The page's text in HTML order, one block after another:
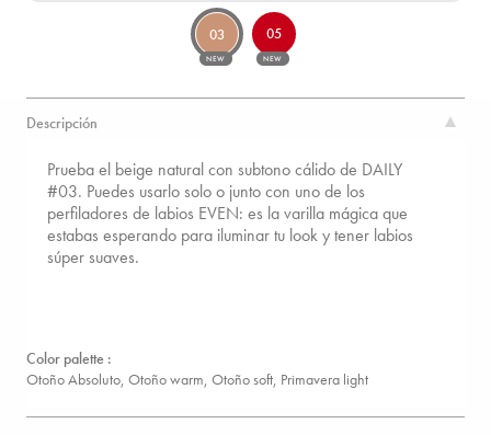
03
NEW
05
NEW
Descripción
Prueba el beige natural con subtono cálido de DAILY
#03. Puedes usarlo solo o junto con uno de los
perfiladores de labios EVEN: es la varilla mágica que
estabas esperando para iluminar tu look y tener labios
súper suaves.
Color palette :
Otoño Absoluto, Otoño warm, Otoño soft, Primavera light